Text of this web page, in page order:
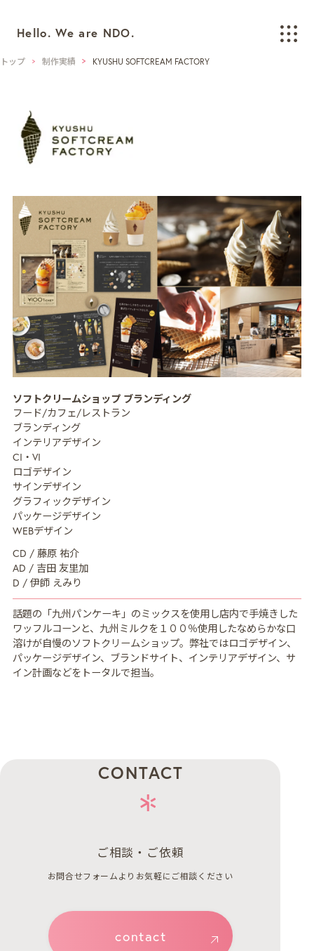
Hello. We are NDO.
WORKS
BRANDINGブランディング
GRAPHICグラフィックデザイン
PACKAGINGパッケージデザイン
WEBウェブデザイン
SPACE/INTERIOR空間デザイン
MISSIONミッション
CREATIVE MENU クリエイティブ領域
COMPANY
CREATORS
RECRUIT 採用情報
NEWS ニュース
COLUMN NDOのノート
CONTACTお問い合わせ
PRIVACY POLICYプライバシーポリシー
トップ 制作実績 KYUSHU SOFTCREAM FACTORY
ソフトクリームショップ ブランディング
フード/カフェ/レストラン
ブランディング
インテリアデザイン
CI・VI
ロゴデザイン
サインデザイン
グラフィックデザイン
パッケージデザイン
WEBデザイン
CD / 藤原 祐介
AD / 吉田 友里加
D / 伊師 えみり
話題の「九州パンケーキ」のミックスを使用し店内で手焼きした
ワッフルコーンと、九州ミルクを１００％使用したなめらかな口
溶けが自慢のソフトクリームショップ。弊社ではロゴデザイン、
パッケージデザイン、ブランドサイト、インテリアデザイン、サ
イン計画などをトータルで担当。
CONTACT
ご相談・ご依頼
お問合せフォームよりお気軽にご相談ください
contact